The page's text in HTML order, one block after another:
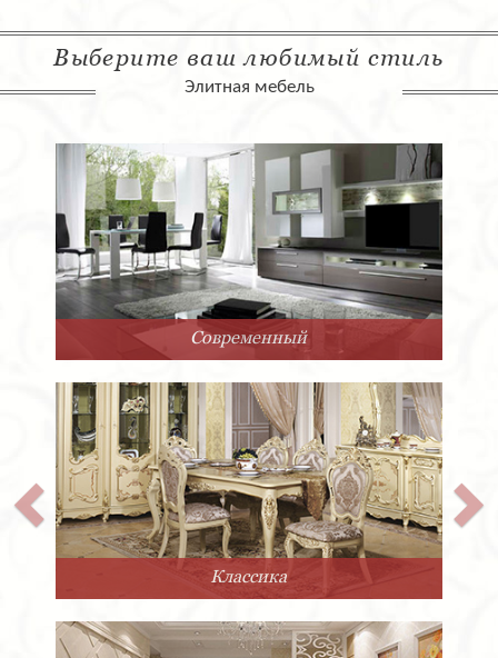
Выберите ваш любимый стиль
Элитная мебель
Современный
Классика